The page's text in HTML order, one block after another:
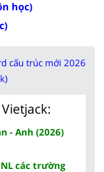
học)
cấu trúc mới 2026
- Anh (2026)
các trường